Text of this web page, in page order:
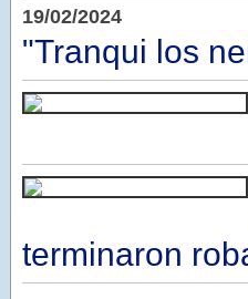
19/02/2024
"Tranqui los
terminaron